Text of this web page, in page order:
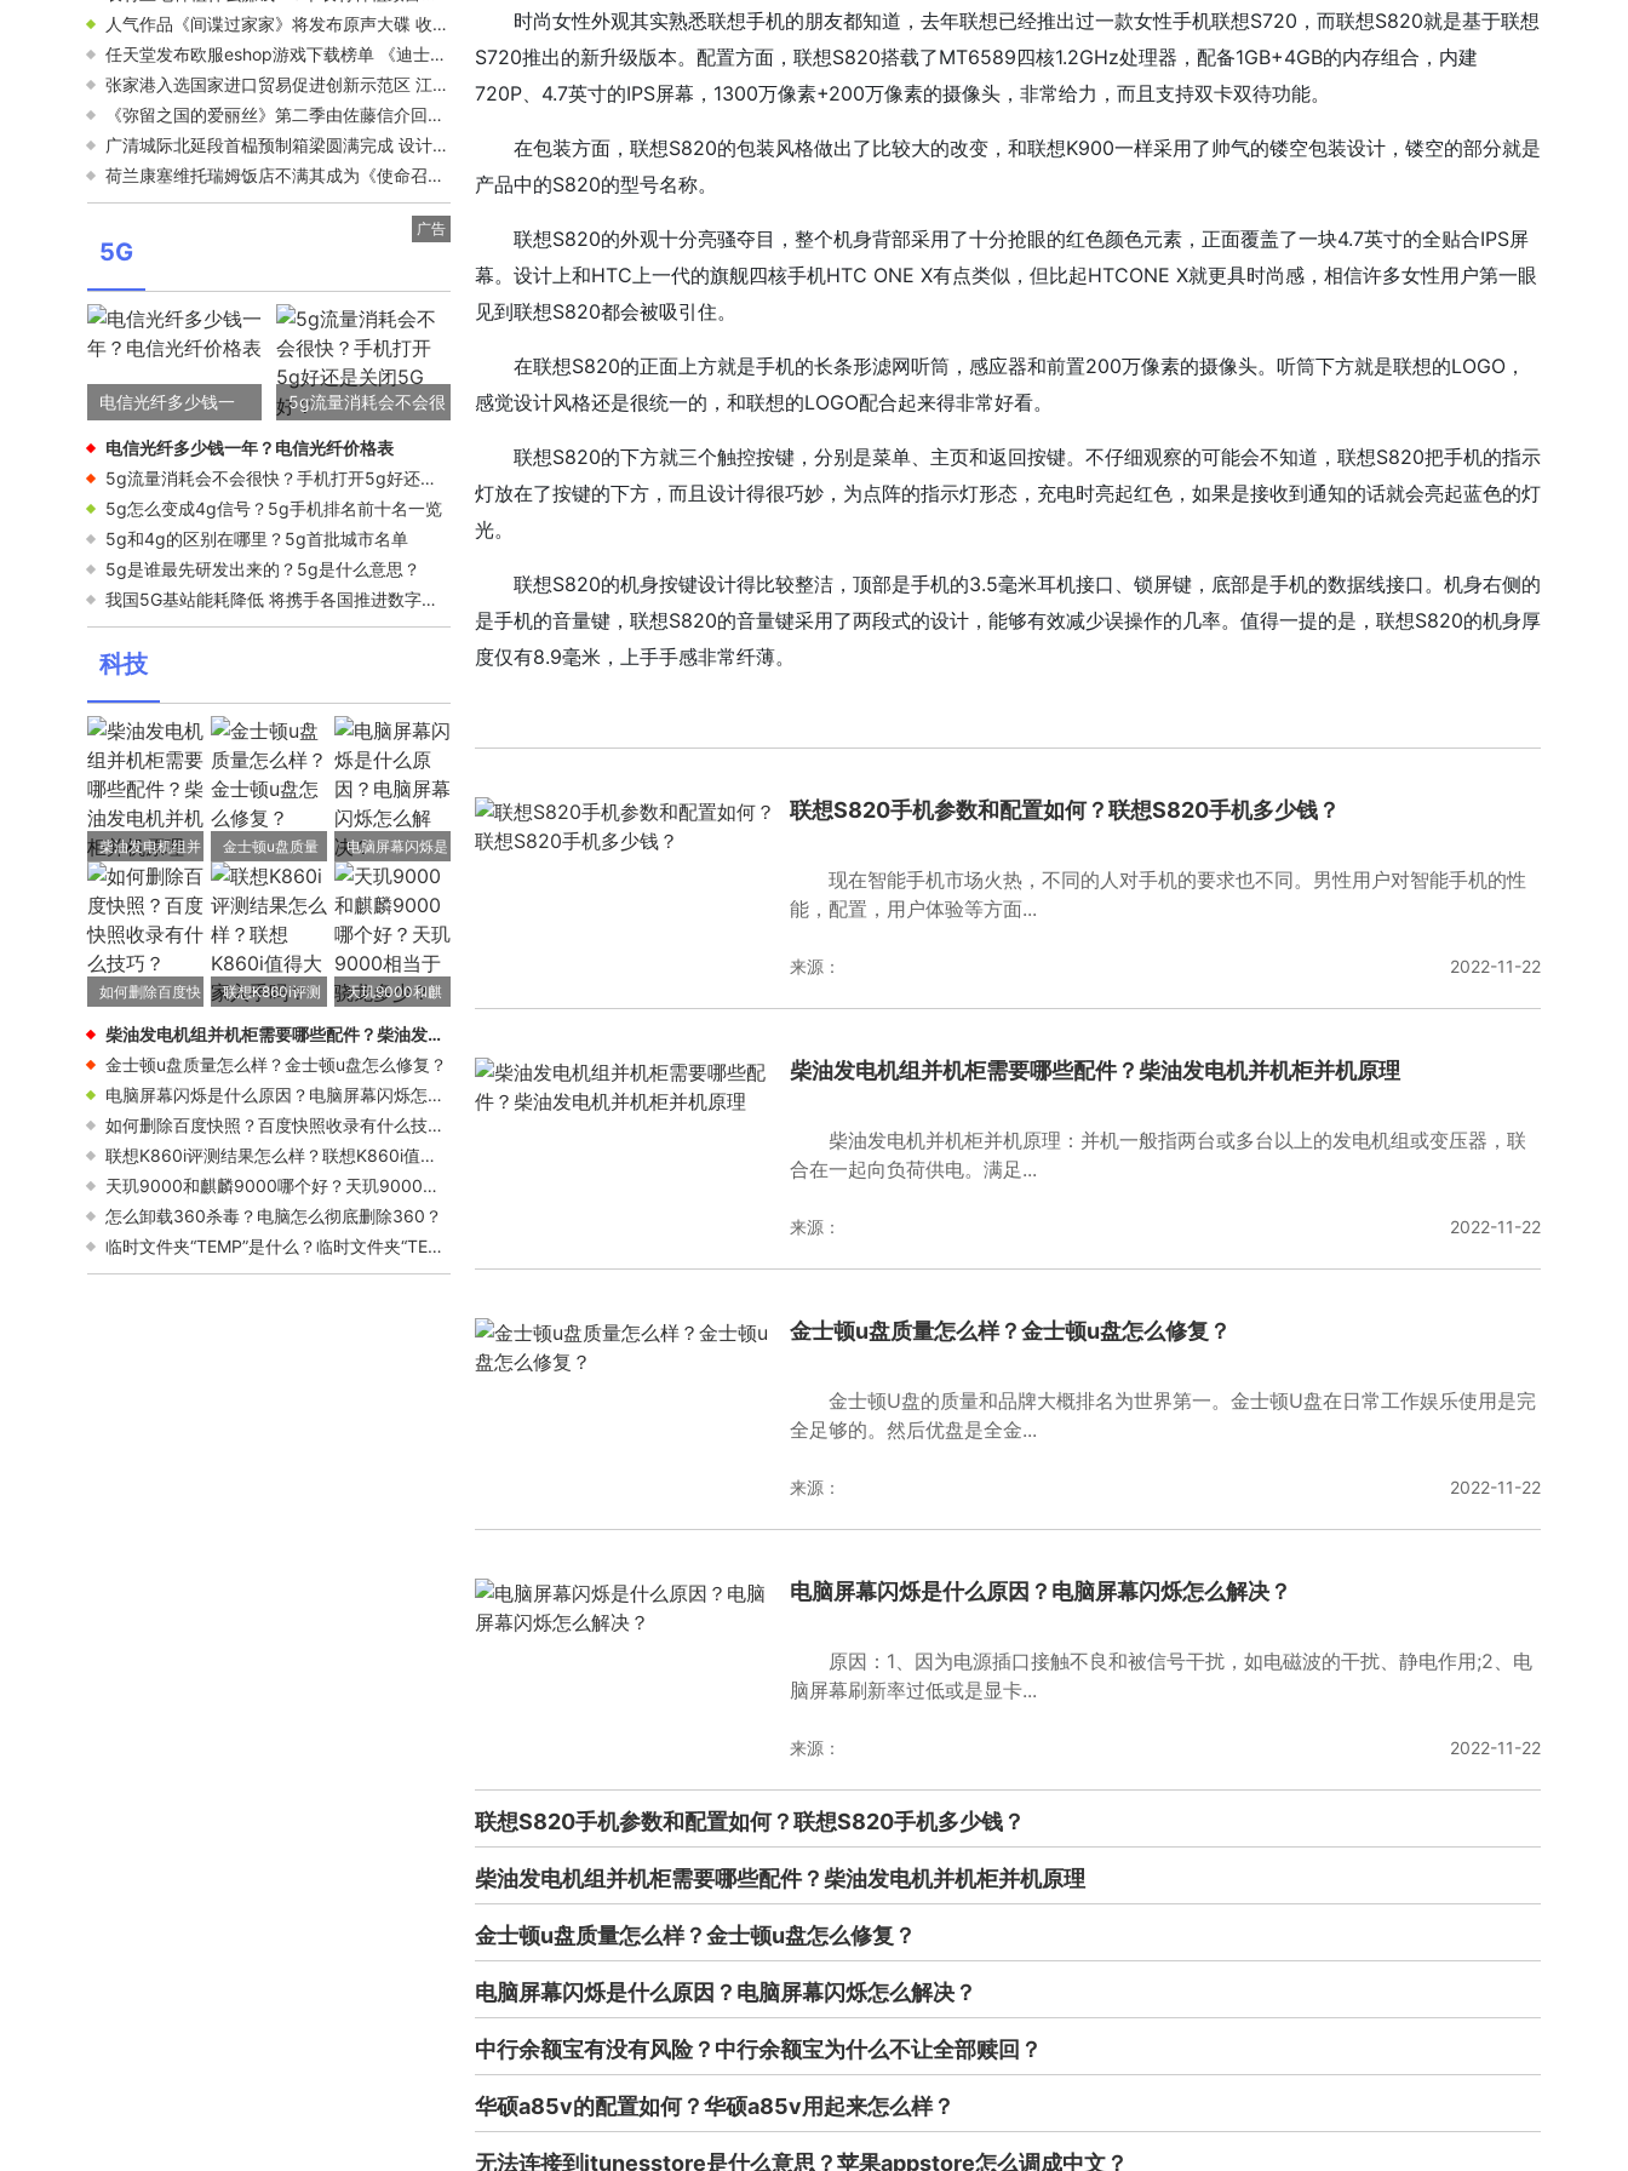
人气作品《间谍过家家》将发布原声大碟 收录TV动画两季的全部乐曲
任天堂发布欧服eshop游戏下载榜单 《迪士尼梦幻星谷》摘得桂冠
张家港入选国家进口贸易促进创新示范区 江苏省数量位居全国第一
《弥留之国的爱丽丝》第二季由佐藤信介回归执导 山崎贤人主演
广清城际北延段首榀预制箱梁圆满完成 设计速度为200公里/小时
荷兰康塞维托瑞姆饭店不满其成为《使命召唤19》游戏场景 官方发声
广告
5G
电信光纤多少钱一
年？电信光纤价格表
5g流量消耗会不会很
快？手机打开5g好还
是关闭5G好？
电信光纤多少钱一年？电信光纤价格表
5g流量消耗会不会很快？手机打开5g好还是关闭5G好？
5g怎么变成4g信号？5g手机排名前十名一览
5g和4g的区别在哪里？5g首批城市名单
5g是谁最先研发出来的？5g是什么意思？
我国5G基站能耗降低 将携手各国推进数字化和绿色化的协同转型
科技
柴油发电机组并
机柜需要哪些配
件？柴油发电机
并机柜并机原理
金士顿u盘质量
怎么样？金士顿
u盘怎么修复？
电脑屏幕闪烁是
什么原因？电脑
屏幕闪烁怎么解
决？
如何删除百度快
照？百度快照收
录有什么技巧？
联想K860i评测
结果怎么样？联
想K860i值得大
家入手吗？
天玑9000和麒
麟9000哪个
好？天玑9000
相当于骁龙多
柴油发电机组并机柜需要哪些配件？柴油发电机并机柜并机原理
金士顿u盘质量怎么样？金士顿u盘怎么修复？
电脑屏幕闪烁是什么原因？电脑屏幕闪烁怎么解决？
如何删除百度快照？百度快照收录有什么技巧？
联想K860i评测结果怎么样？联想K860i值得大家入手吗？
天玑9000和麒麟9000哪个好？天玑9000相当于骁龙多少？
怎么卸载360杀毒？电脑怎么彻底删除360？
临时文件夹“TEMP”是什么？临时文件夹“TEMP”怎么移动？
时尚女性外观其实熟悉联想手机的朋友都知道，去年联想已经推出过一款女性手机联想S720，而联想S820就是基于联想
S720推出的新升级版本。配置方面，联想S820搭载了MT6589四核1.2GHz处理器，配备1GB+4GB的内存组合，内建
720P、4.7英寸的IPS屏幕，1300万像素+200万像素的摄像头，非常给力，而且支持双卡双待功能。
在包装方面，联想S820的包装风格做出了比较大的改变，和联想K900一样采用了帅气的镂空包装设计，镂空的部分就是
产品中的S820的型号名称。
联想S820的外观十分亮骚夺目，整个机身背部采用了十分抢眼的红色颜色元素，正面覆盖了一块4.7英寸的全贴合IPS屏
幕。设计上和HTC上一代的旗舰四核手机HTC ONE X有点类似，但比起HTCONE X就更具时尚感，相信许多女性用户第一眼
见到联想S820都会被吸引住。
在联想S820的正面上方就是手机的长条形滤网听筒，感应器和前置200万像素的摄像头。听筒下方就是联想的LOGO，
感觉设计风格还是很统一的，和联想的LOGO配合起来得非常好看。
联想S820的下方就三个触控按键，分别是菜单、主页和返回按键。不仔细观察的可能会不知道，联想S820把手机的指示
灯放在了按键的下方，而且设计得很巧妙，为点阵的指示灯形态，充电时亮起红色，如果是接收到通知的话就会亮起蓝色的灯
光。
联想S820的机身按键设计得比较整洁，顶部是手机的3.5毫米耳机接口、锁屏键，底部是手机的数据线接口。机身右侧的
是手机的音量键，联想S820的音量键采用了两段式的设计，能够有效减少误操作的几率。值得一提的是，联想S820的机身厚
度仅有8.9毫米，上手手感非常纤薄。
联想S820手机参数和配置如何？联想S820手机多少钱？
现在智能手机市场火热，不同的人对手机的要求也不同。男性用户对智能手机的性
能，配置，用户体验等方面...
来源： 2022-11-22
柴油发电机组并机柜需要哪些配件？柴油发电机并机柜并机原理
柴油发电机并机柜并机原理：并机一般指两台或多台以上的发电机组或变压器，联
合在一起向负荷供电。满足...
来源： 2022-11-22
金士顿u盘质量怎么样？金士顿u盘怎么修复？
金士顿U盘的质量和品牌大概排名为世界第一。金士顿U盘在日常工作娱乐使用是完
全足够的。然后优盘是全金...
来源： 2022-11-22
电脑屏幕闪烁是什么原因？电脑屏幕闪烁怎么解决？
原因：1、因为电源插口接触不良和被信号干扰，如电磁波的干扰、静电作用;2、电
脑屏幕刷新率过低或是显卡...
来源： 2022-11-22
联想S820手机参数和配置如何？联想S820手机多少钱？
柴油发电机组并机柜需要哪些配件？柴油发电机并机柜并机原理
金士顿u盘质量怎么样？金士顿u盘怎么修复？
电脑屏幕闪烁是什么原因？电脑屏幕闪烁怎么解决？
中行余额宝有没有风险？中行余额宝为什么不让全部赎回？
华硕a85v的配置如何？华硕a85v用起来怎么样？
无法连接到itunesstore是什么意思？苹果appstore怎么调成中文？